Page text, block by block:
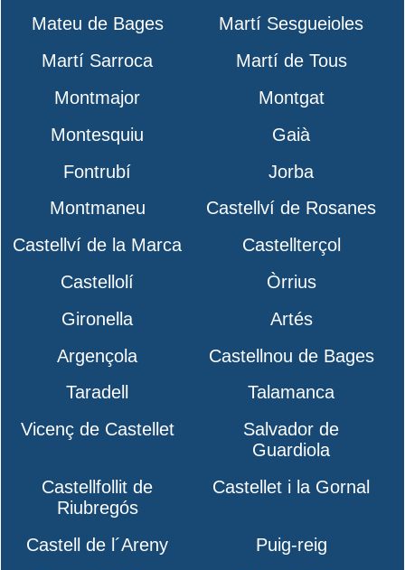
Mateu de Bages
Martí Sesgueioles
Martí Sarroca
Martí de Tous
Montmajor
Montgat
Montesquiu
Gaià
Fontrubí
Jorba
Montmaneu
Castellví de Rosanes
Castellví de la Marca
Castellterçol
Castellolí
Òrrius
Gironella
Artés
Argençola
Castellnou de Bages
Taradell
Talamanca
Vicenç de Castellet
Salvador de
Guardiola
Castellfollit de
Riubregós
Castellet i la Gornal
Castell de l´Areny
Puig-reig